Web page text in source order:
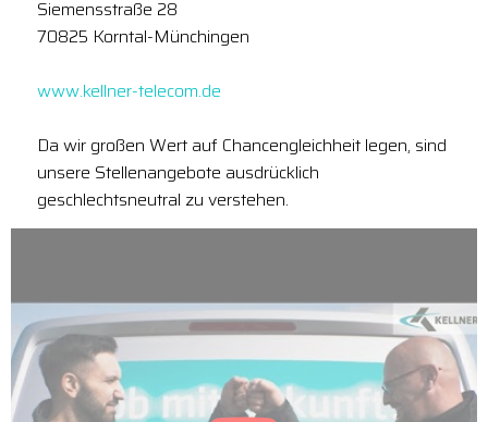
Siemensstraße 28
70825 Korntal-Münchingen
www.kellner-telecom.de
Da wir großen Wert auf Chancengleichheit legen, sind
unsere Stellenangebote ausdrücklich
geschlechtsneutral zu verstehen.